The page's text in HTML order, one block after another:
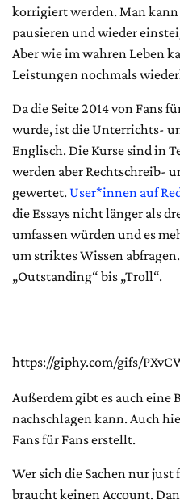
korrigiert werden. Man
pausieren und wieder
Aber wie im wahren Leben
Leistungen nochmals
Da die Seite 2014 von Fans
wurde, ist die Unterrichts-
Englisch. Die Kurse sind in
werden aber Rechtschreib-
gewertet. User*innen auf
die Essays nicht länger als
umfassen würden und es
um striktes Wissen
„Outstanding“ bis „Troll“.
https://giphy.com/gifs/
Außerdem gibt es auch eine
nachschlagen kann. Auch
Fans für Fans erstellt.
Wer sich die Sachen nur
braucht keinen Account.